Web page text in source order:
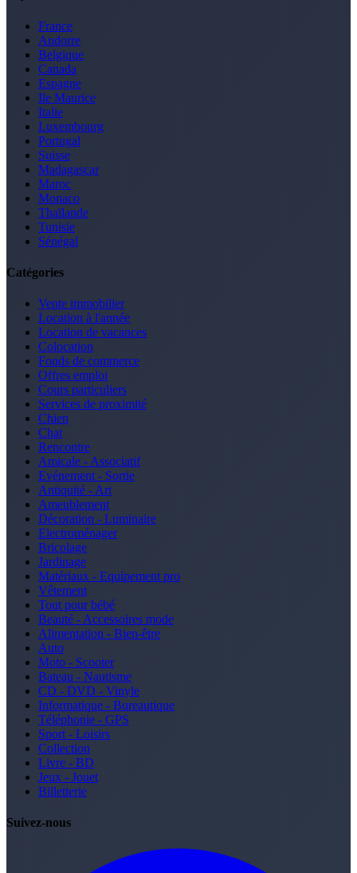
France
Andorre
Belgique
Canada
Espagne
Ile Maurice
Italie
Luxembourg
Portugal
Suisse
Madagascar
Maroc
Monaco
Thaïlande
Tunisie
Sénégal
Catégories
Vente immobilier
Location à l'année
Location de vacances
Colocation
Fonds de commerce
Offres emploi
Cours particuliers
Services de proximité
Chien
Chat
Rencontre
Amicale - Associatif
Evénement - Sortie
Antiquité - Art
Ameublement
Décoration - Luminaire
Electroménager
Bricolage
Jardinage
Matériaux - Equipement pro
Vêtement
Tout pour bébé
Beauté - Accessoires mode
Alimentation - Bien-être
Auto
Moto - Scooter
Bateau - Nautisme
CD - DVD - Vinyle
Informatique - Bureautique
Téléphonie - GPS
Sport - Loisirs
Collection
Livre - BD
Jeux - Jouet
Billetterie
Suivez-nous